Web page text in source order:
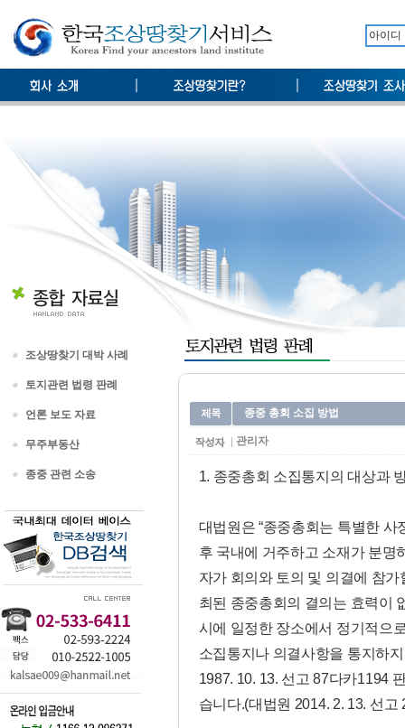
조상땅찾기 대박 사례
토지관련 법령 판례
언론 보도 자료
무주부동산
종중 관련 소송
종중 총회 소집 방법
관리자
1. 종중총회 소집통지의 대상과
대법원은 “종중총회는 특별한
후 국내에 거주하고 소재가 분명
자가 회의와 토의 및 의결에 참
최된 종중총회의 결의는 효력이
시에 일정한 장소에서 정기적으
소집통지나 의결사항을 통지하
1987. 10. 13. 선고 87다카1194
습니다.(대법원 2014. 2. 13. 선고